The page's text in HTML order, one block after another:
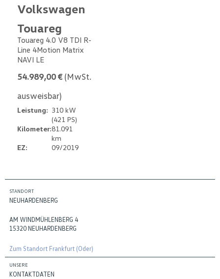
Volkswagen
Touareg
Touareg 4.0 V8 TDI R-
Line 4Motion Matrix
NAVI LE
54.989,00 € (MwSt.
ausweisbar)
Leistung: 310 kW
(421 PS)
Kilometer:81.091
km
EZ:
09/2019
STANDORT
NEUHARDENBERG
AM WINDMÜHLENBERG 4
15320 NEUHARDENBERG
Zum Standort Frankfurt (Oder)
UNSERE
KONTAKTDATEN